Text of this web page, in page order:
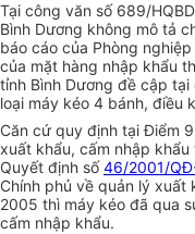
Tại công văn số 689/
Bình Dương không mô tả
báo cáo của Phòng
của mặt hàng nhập khẩu
tỉnh Bình Dương đề cập
loại máy kéo 4 bánh, điều
Căn cứ quy định tại Điểm
xuất khẩu, cấm nhập
Quyết định số46/2001/
Chính phủ về quản lý xuất
2005 thì máy kéo đã qua
cấm nhập khẩu.